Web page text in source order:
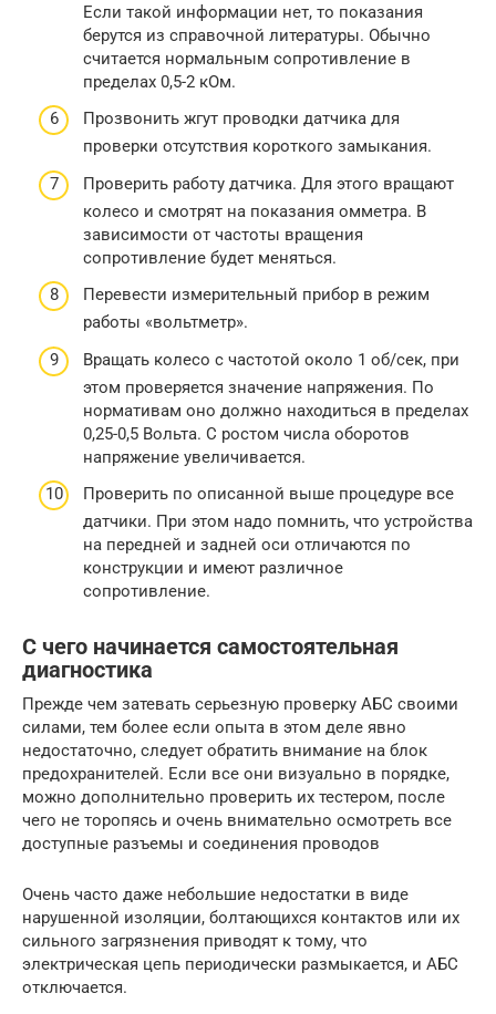
Если такой информации нет, то показания
берутся из справочной литературы. Обычно
считается нормальным сопротивление в
пределах 0,5-2 кОм.
Прозвонить жгут проводки датчика для
проверки отсутствия короткого замыкания.
Проверить работу датчика. Для этого вращают
колесо и смотрят на показания омметра. В
зависимости от частоты вращения
сопротивление будет меняться.
Перевести измерительный прибор в режим
работы «вольтметр».
Вращать колесо с частотой около 1 об/сек, при
этом проверяется значение напряжения. По
нормативам оно должно находиться в пределах
0,25-0,5 Вольта. С ростом числа оборотов
напряжение увеличивается.
Проверить по описанной выше процедуре все
датчики. При этом надо помнить, что устройства
на передней и задней оси отличаются по
конструкции и имеют различное
сопротивление.
С чего начинается самостоятельная
диагностика
Прежде чем затевать серьезную проверку АБС своими
силами, тем более если опыта в этом деле явно
недостаточно, следует обратить внимание на блок
предохранителей. Если все они визуально в порядке,
можно дополнительно проверить их тестером, после
чего не торопясь и очень внимательно осмотреть все
доступные разъемы и соединения проводов
Очень часто даже небольшие недостатки в виде
нарушенной изоляции, болтающихся контактов или их
сильного загрязнения приводят к тому, что
электрическая цепь периодически размыкается, и АБС
отключается.